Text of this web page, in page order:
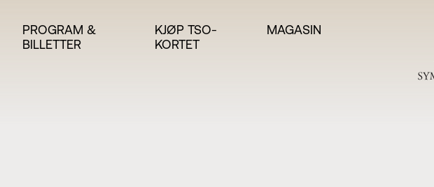
PROGRAM &
BILLETTER
KJØP TSO-
KORTET
MAGASIN